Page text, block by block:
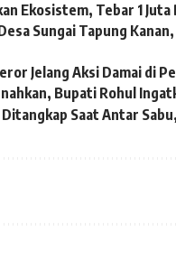
Ekosistem, Tebar 1
Sungai Tapung
Jelang Aksi Damai di
Bupati Rohul
Saat Antar